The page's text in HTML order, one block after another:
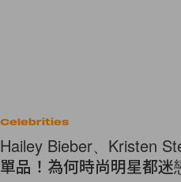
Celebrities
Hailey Bieber、Kristen
單品！為何時尚明星都迷